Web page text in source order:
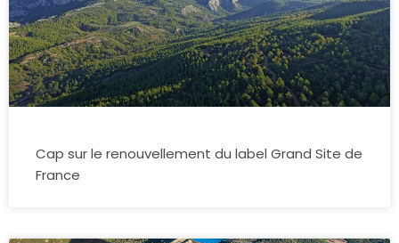
Cap sur le renouvellement du label Grand Site de
France